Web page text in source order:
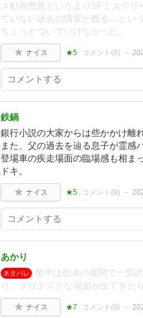
ス勧善懲悪というよりSFミステリ
ていない過去の情景が甦る…とい
ちょっとついていけなかった。
ナイス ★5 コメント(0)
鉄鍋
銀行小説の大家からは些かかけ離
また、父の過去を辿る息子が霊感
登場車の疾走場面の臨場感も相ま
ドキ。
ナイス ★5 コメント(0)
あかり
ネタバレ
後半は怒涛の展開で一気
り、グロテスクな場面が出てきた
ナイス ★7 コメント(0)